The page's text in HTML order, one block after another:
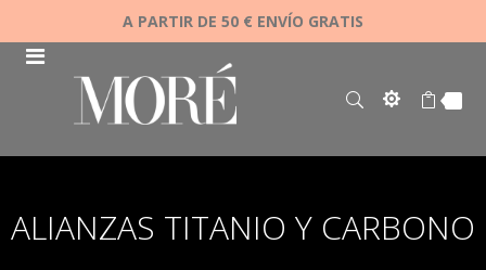
A PARTIR DE 50 € ENVÍO GRATIS
ALIANZAS TITANIO Y CARBONO